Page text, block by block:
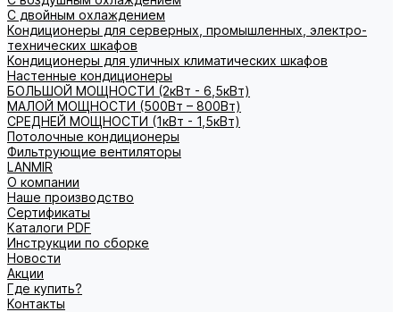
С двойным охлаждением
Кондиционеры для серверных, промышленных, электро-
технических шкафов
Кондиционеры для уличных климатических шкафов
Настенные кондиционеры
БОЛЬШОЙ МОЩНОСТИ (2кВт - 6,5кВт)
МАЛОЙ МОЩНОСТИ (500Вт – 800Вт)
СРЕДНЕЙ МОЩНОСТИ (1кВт - 1,5кВт)
Потолочные кондиционеры
Фильтрующие вентиляторы
LANMIR
О компании
Наше производство
Сертификаты
Каталоги PDF
Инструкции по сборке
Новости
Акции
Где купить?
Контакты